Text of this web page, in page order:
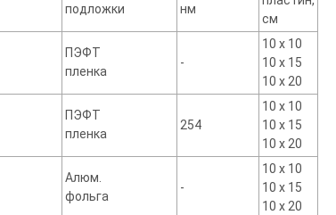
подложки
нм
см
ПЭФТ
пленка
-
10 х 10
10 х 15
10 х 20
ПЭФТ
пленка
254
10 x 10
10 х 15
10 х 20
Алюм.
фольга
-
10 х 10
10 х 15
10 х 20